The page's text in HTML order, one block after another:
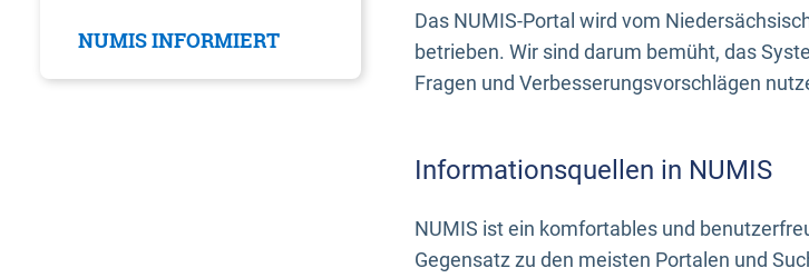
NUMIS INFORMIERT
Das NUMIS-Portal wird vom
betrieben. Wir sind darum bemüht, das
Fragen und Verbesserungsvorschlägen
Informationsquellen in NUMIS
NUMIS ist ein komfortables und
Gegensatz zu den meisten Portalen und